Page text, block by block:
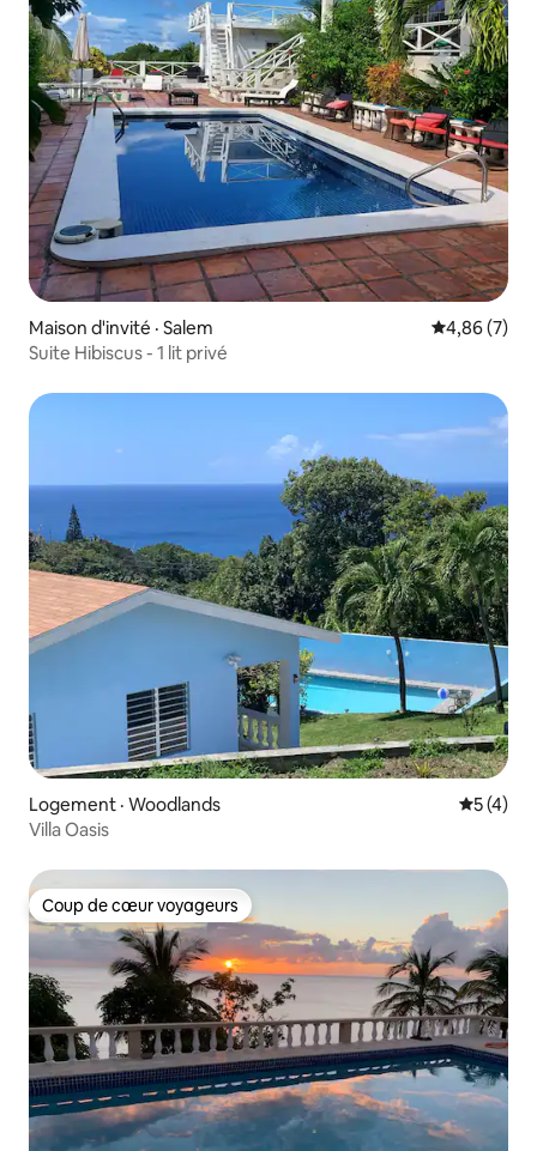
Maison d'invité · Salem Note
4,86 (7)
Suite Hibiscus - 1 lit privé
Logement · Woodlands Note
5 (4)
Villa Oasis
Coup de cœur voyageurs
Coup de cœur voyageurs